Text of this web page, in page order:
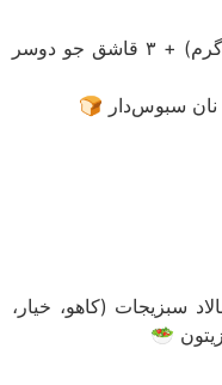
یک کاسه ماست کم‌چرب (۲۰۰ گرم) + ۳ قاشق جو دوسر
(کاهو، خیار،
🥗